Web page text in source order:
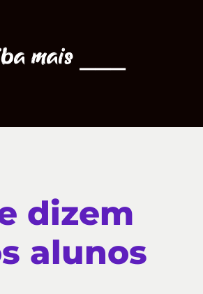
mais ⎯⎯⎯
dizem
alunos